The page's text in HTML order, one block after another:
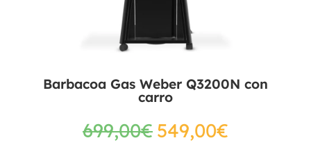
Barbacoa Gas Weber Q3200N con
carro
699,00€ 549,00€